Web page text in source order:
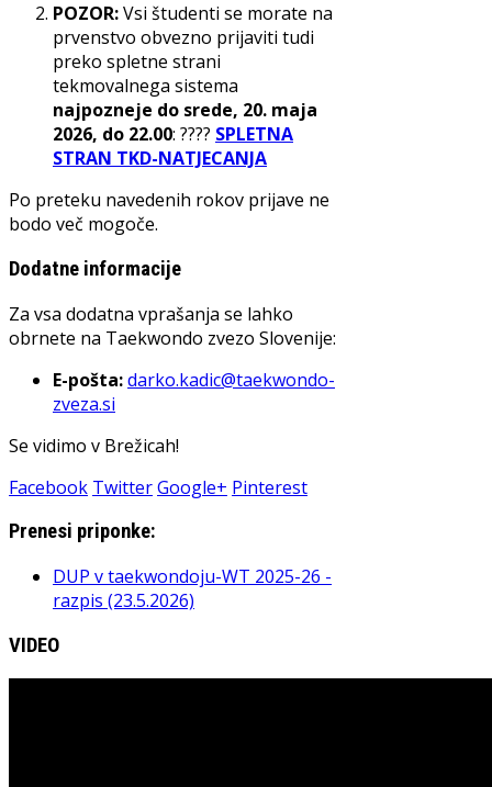
POZOR:Vsi študenti se morate na
prvenstvo obvezno prijaviti tudi
preko spletne strani
tekmovalnega sistema
najpozneje do srede, 20. maja
2026, do 22.00: ???? SPLETNA
STRAN TKD-NATJECANJA
Po preteku navedenih rokov prijave ne
bodo več mogoče.
Dodatne informacije
Za vsa dodatna vprašanja se lahko
obrnete na Taekwondo zvezo Slovenije:
E-pošta:darko.kadic@taekwondo-
zveza.si
Se vidimo v Brežicah!
Facebook TwitterGoogle+ Pinterest
Prenesi priponke:
DUP v taekwondoju-WT 2025-26 -
razpis (23.5.2026)
VIDEO